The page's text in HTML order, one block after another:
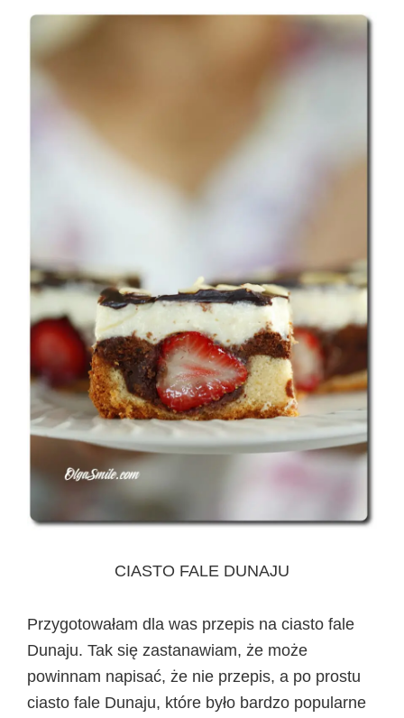
CIASTO FALE DUNAJU
Przygotowałam dla was przepis na ciasto fale
Dunaju. Tak się zastanawiam, że może
powinnam napisać, że nie przepis, a po prostu
ciasto fale Dunaju, które było bardzo popularne